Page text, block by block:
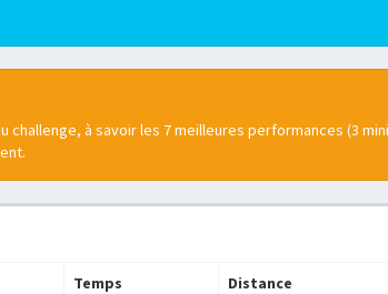
à savoir les 7 meilleures performances (3
Temps Distance